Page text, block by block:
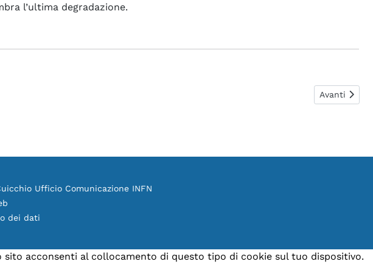
l’ultima degradazione.
Articolo
Avanti
Ufficio Comunicazione INFN
dei dati
acconsenti al collocamento di questo tipo di cookie sul tuo dispositivo.